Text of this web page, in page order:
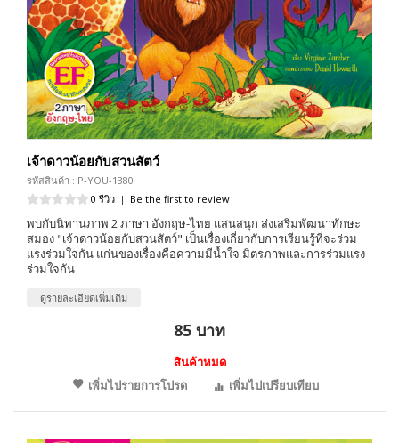
เจ้าดาวน้อยกับสวนสัตว์
รหัสสินค้า : P-YOU-1380
0 รีวิว | Be the first to review
พบกับนิทานภาพ 2 ภาษา อังกฤษ-ไทย แสนสนุก ส่งเสริมพัฒนาทักษะ
สมอง "เจ้าดาวน้อยกับสวนสัตว์" เป็นเรื่องเกี่ยวกับการเรียนรู้ที่จะร่วม
แรงร่วมใจกัน แก่นของเรื่องคือความมีน้ำใจ มิตรภาพและการร่วมแรง
ร่วมใจกัน
ดูรายละเอียดเพิ่มเติม
85 บาท
สินค้าหมด
เพิ่มไปรายการโปรด
เพิ่มไปเปรียบเทียบ